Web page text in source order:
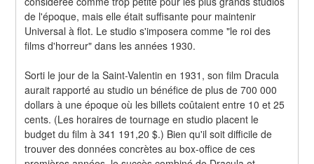
de l'époque, mais elle était suffisante pour maintenir
Universal à flot. Le studio s'imposera comme "le roi des
films d'horreur" dans les années 1930.
Sorti le jour de la Saint-Valentin en 1931, son film Dracula
aurait rapporté au studio un bénéfice de plus de 700 000
dollars à une époque où les billets coûtaient entre 10 et 25
cents. (Les horaires de tournage en studio placent le
budget du film à 341 191,20 $.) Bien qu'il soit difficile de
trouver des données concrètes au box-office de ces